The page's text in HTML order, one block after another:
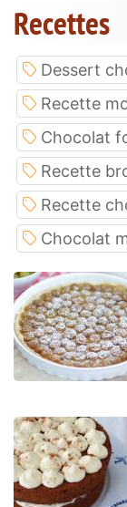
Recettes
Dessert
Recette
Chocolat
Recette
Recette
Chocolat